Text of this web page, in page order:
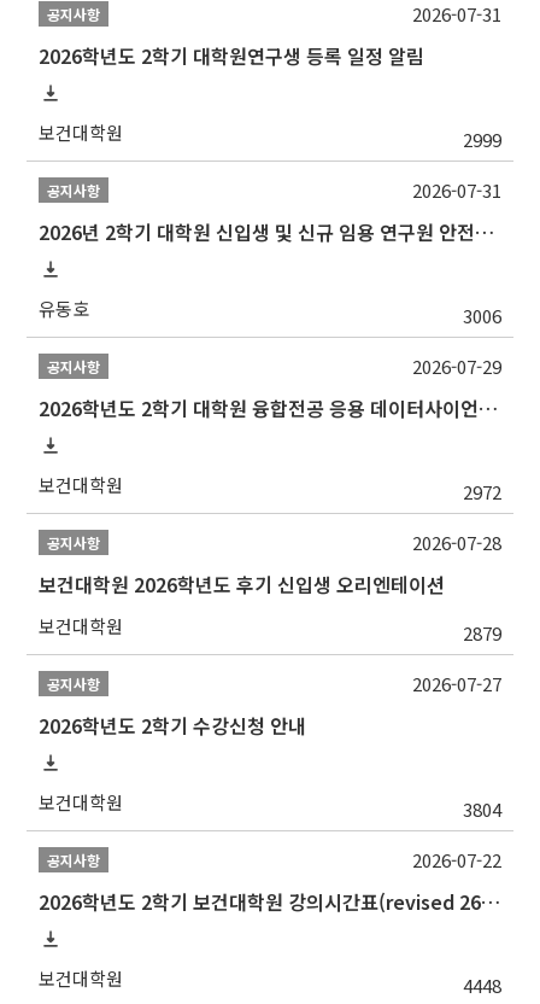
공지사항
2026학년도 2학기 대학원연구생 등록 일정 알림
보건대학원 2999
2026-07-31
공지사항
2026년 2학기 대학원 신입생 및 신규 임용 연구원 안전환경교육(신규교육) 실시 안내
유동호 3006
2026-07-31
공지사항
2026학년도 2학기 대학원 융합전공 응용 데이터사이언스 선발 계획 알림
보건대학원 2972
2026-07-29
공지사항
보건대학원 2026학년도 후기 신입생 오리엔테이션
보건대학원 2879
2026-07-28
공지사항
2026학년도 2학기 수강신청 안내
보건대학원 3804
2026-07-27
공지사항
2026학년도 2학기 보건대학원 강의시간표(revised 260803)(2026 2nd SEMESTER SNU GSPH TIMETABLE)
보건대학원 4448
2026-07-22